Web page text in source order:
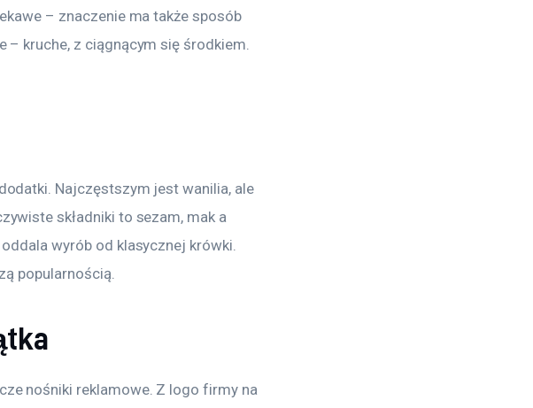
– znaczenie ma także sposób
– kruche, z ciągnącym się środkiem.
Najczęstszym jest wanilia, ale
składniki to sezam, mak a
wyrób od klasycznej krówki.
popularnością.
nośniki reklamowe. Z logo firmy na